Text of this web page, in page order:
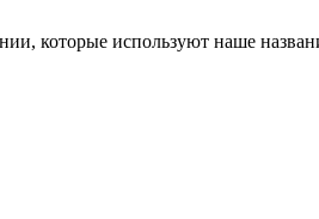
которые используют наше